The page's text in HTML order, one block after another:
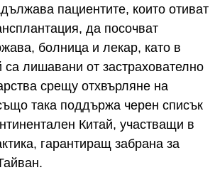
пациентите, които отиват
да посочват
болница и лекар, като в
са лишавани от застрахователно
срещу отхвърляне на
така поддържа черен списък
Китай, участващи в
гарантиращ забрана за